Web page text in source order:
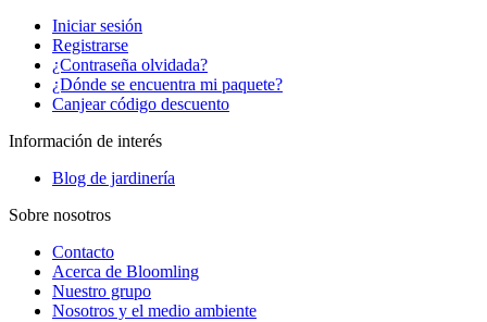
Iniciar sesión
Registrarse
¿Contraseña olvidada?
¿Dónde se encuentra mi paquete?
Canjear código descuento
Información de interés
Blog de jardinería
Sobre nosotros
Contacto
Acerca de Bloomling
Nuestro grupo
Nosotros y el medio ambiente